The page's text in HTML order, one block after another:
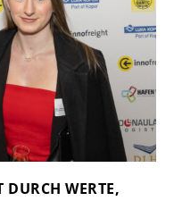
DURCH WERTE,